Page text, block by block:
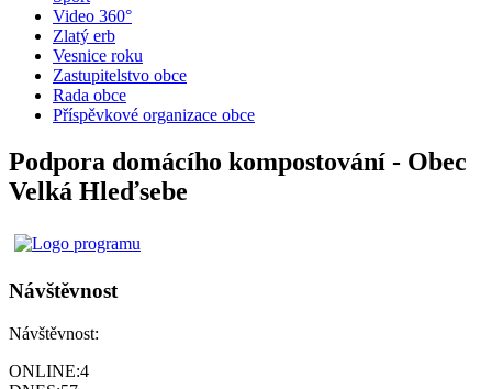
Video 360°
Zlatý erb
Vesnice roku
Zastupitelstvo obce
Rada obce
Příspěvkové organizace obce
Podpora domácího kompostování - Obec
Velká Hleďsebe
Návštěvnost
Návštěvnost:
ONLINE:4